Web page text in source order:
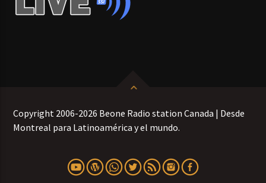
Copyright 2006-2026 Beone Radio station Canada | Desde
Montreal para Latinoamérica y el mundo.